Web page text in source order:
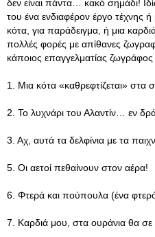
δεν είναι πάντα… κακό σημάδι!
του ένα ενδιαφέρον έργο τέχνης ή
κότα, για παράδειγμα, ή μια
πολλές φορές με απίθανες
κάποιος επαγγελματίας
1. Μια κότα «καθρεφτίζεται» στα
2. Το λυχνάρι του Αλαντίν… εν
3. Αχ, αυτά τα δελφίνια με τα
5. Οι αετοί πεθαίνουν στον αέρα!
6. Φτερά και πούπουλα (ένα φτερό
7. Καρδιά μου, στα ουράνια θα